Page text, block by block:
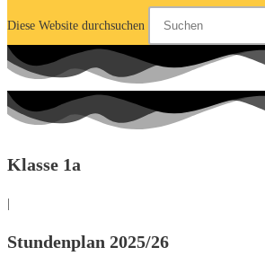
Diese Website durchsuchen
Klasse 1a
|
Stundenplan 2025/26